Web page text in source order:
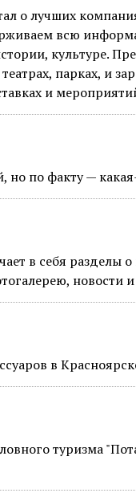
о лучших
всю
культуре.
парках, и
и
но по факту —
в себя разделы
новости
в
туризма